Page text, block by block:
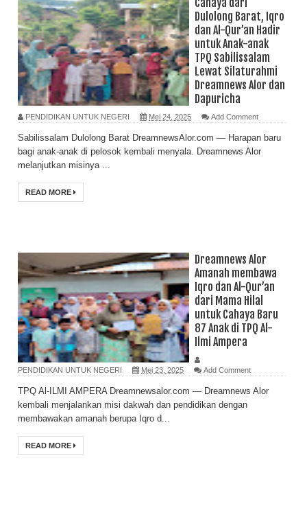
Dulolong Barat, Iqro
dan Al-Qur’an Hadir
untuk Anak-anak
TPQ Sabilissalam
Lewat Silaturahmi
Dreamnews Alor dan
Dapuricha
PENDIDIKAN UNTUK NEGERI Mei 24, 2025 Add Comment
Sabilissalam Dulolong Barat DreamnewsAlor.com — Harapan baru
bagi anak-anak di pelosok kembali menyala. Dreamnews Alor
melanjutkan misinya ...
READ MORE
Dreamnews Alor
Amanah membawa
Iqro dan Al-Qur’an
dari Mama Hilal
untuk Cahaya Baru
87 Anak di TPQ Al-
Ilmi Ampera
PENDIDIKAN UNTUK NEGERI Mei 23, 2025 Add Comment
TPQ Al-ILMI AMPERA Dreamnewsalor.com — Dreamnews Alor
kembali menjalankan misi dakwah dan pendidikan dengan
membawakan amanah berupa Iqro d...
READ MORE